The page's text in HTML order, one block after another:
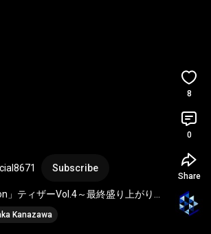
Subscribe
」ティザーVol.4～最終盛り上がり篇
Kanazawa
8
0
Share